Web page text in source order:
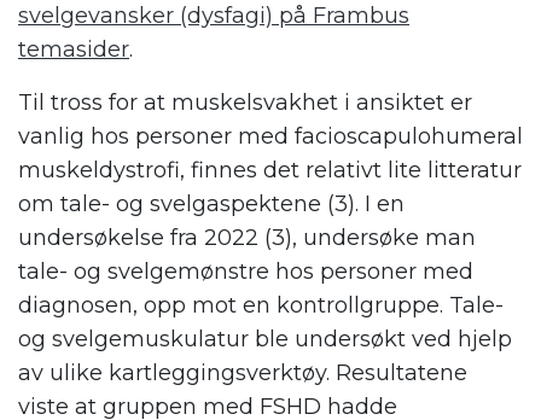
svelgevansker (dysfagi) på Frambus
temasider.
Til tross for at muskelsvakhet i ansiktet er
vanlig hos personer med facioscapulohumeral
muskeldystrofi, finnes det relativt lite litteratur
om tale- og svelgaspektene (3). I en
undersøkelse fra 2022 (3), undersøke man
tale- og svelgemønstre hos personer med
diagnosen, opp mot en kontrollgruppe. Tale-
og svelgemuskulatur ble undersøkt ved hjelp
av ulike kartleggingsverktøy. Resultatene
viste at gruppen med FSHD hadde